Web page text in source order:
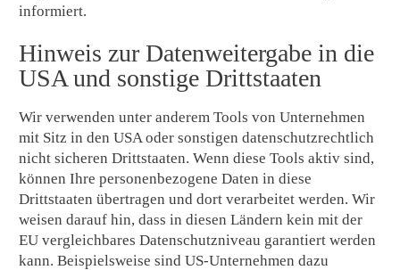
informiert.
Hinweis zur Datenweitergabe in die
USA und sonstige Drittstaaten
Wir verwenden unter anderem Tools von Unternehmen
mit Sitz in den USA oder sonstigen datenschutzrechtlich
nicht sicheren Drittstaaten. Wenn diese Tools aktiv sind,
können Ihre personenbezogene Daten in diese
Drittstaaten übertragen und dort verarbeitet werden. Wir
weisen darauf hin, dass in diesen Ländern kein mit der
EU vergleichbares Datenschutzniveau garantiert werden
kann. Beispielsweise sind US-Unternehmen dazu